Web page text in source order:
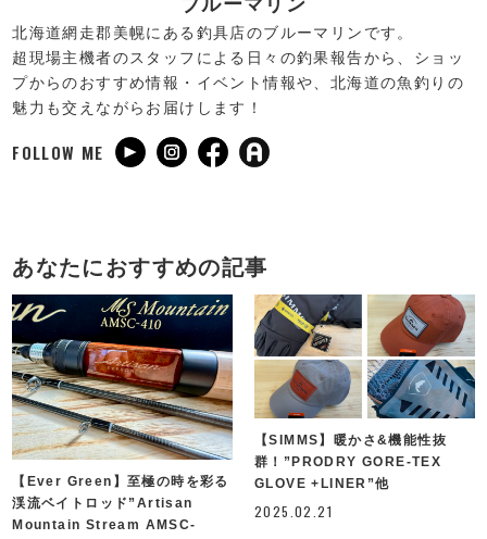
ブルーマリン
北海道網走郡美幌にある釣具店のブルーマリンです。
超現場主機者のスタッフによる日々の釣果報告から、ショッ
プからのおすすめ情報・イベント情報や、北海道の魚釣りの
魅力も交えながらお届けします！
FOLLOW ME
あなたにおすすめの記事
【Ever Green】至極の時を彩る
渓流ベイトロッド”Artisan
Mountain Stream AMSC-
【SIMMS】暖かさ&機能性抜
群！”PRODRY GORE-TEX
GLOVE +LINER”他
2025.02.21